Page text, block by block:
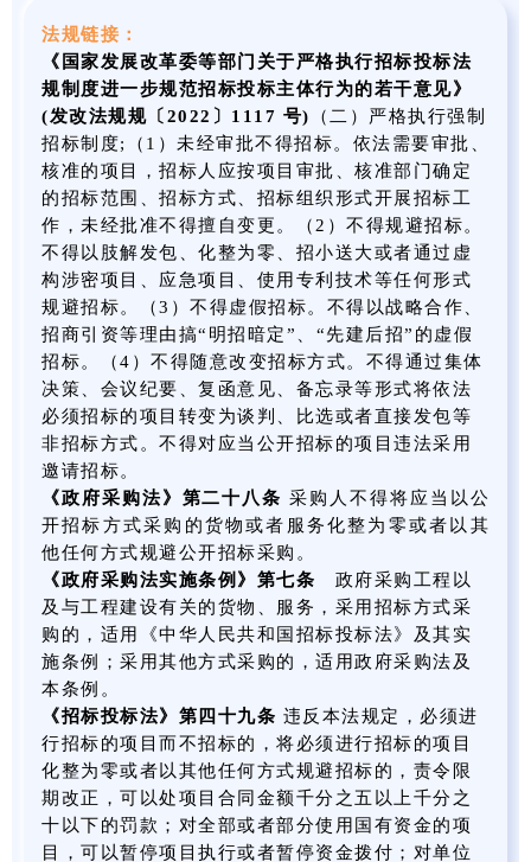
法规链接：
《 国家发展改革委等部门关于严格执行招标投标法
规制度进一步规范招标投标主体行为的若干意见》
(发改法规规〔2022〕1117 号) （二）严格执行强制
招标制度;（1）未经审批不得招标。依法需要审批、
核准的项目，招标人应按项目审批、核准部门确定
的招标范围、招标方式、招标组织形式开展招标工
作，未经批准不得擅自变更。（2）不得规避招标。
不得以肢解发包、化整为零、招小送大或者通过虚
构涉密项目、应急项目、使用专利技术等任何形式
规避招标。（3）不得虚假招标。不得以战略合作、
招商引资等理由搞“明招暗定”、“先建后招”的虚假
招标。（4）不得随意改变招标方式。不得通过集体
决策、会议纪要、复函意见、备忘录等形式将依法
必须招标的项目转变为谈判、比选或者直接发包等
非招标方式。不得对应当公开招标的项目违法采用
邀请招标。
《政府采购法》第二十八条 采购人不得将应当以公
开招标方式采购的货物或者服务化整为零或者以其
他任何方式规避公开招标采购。
《政府采购法实施条例》 第七条
政府采购工程以
及与工程建设有关的货物、服务，采用招标方式采
购的，适用《中华人民共和国招标投标法》及其实
施条例；采用其他方式采购的，适用政府采购法及
本条例。
《招标投标法》第四十九条 违反本法规定，必须进
行招标的项目而不招标的，将必须进行招标的项目
化整为零或者以其他任何方式规避招标的，责令限
期改正，可以处项目合同金额千分之五以上千分之
十以下的罚款；对全部或者部分使用国有资金的项
目，可以暂停项目执行或者暂停资金拨付；对单位